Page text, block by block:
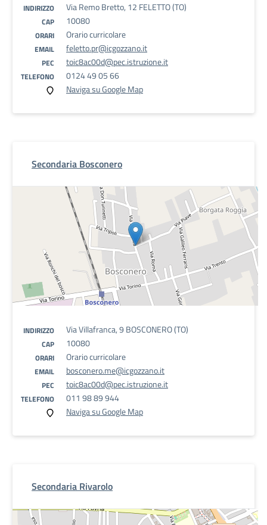
INDIRIZZO Via Remo Bretto, 12 FELETTO (TO)
CAP 10080
ORARI Orario curricolare
EMAIL feletto.pr@icgozzano.it
PEC toic8ac00d@pec.istruzione.it
TELEFONO
0124 49 05 66
Naviga su Google Map
Secondaria Bosconero
INDIRIZZO Via Villafranca, 9 BOSCONERO (TO)
CAP 10080
ORARI Orario curricolare
EMAIL bosconero.me@icgozzano.it
PEC toic8ac00d@pec.istruzione.it
TELEFONO
011 98 89 944
Naviga su Google Map
Secondaria Rivarolo